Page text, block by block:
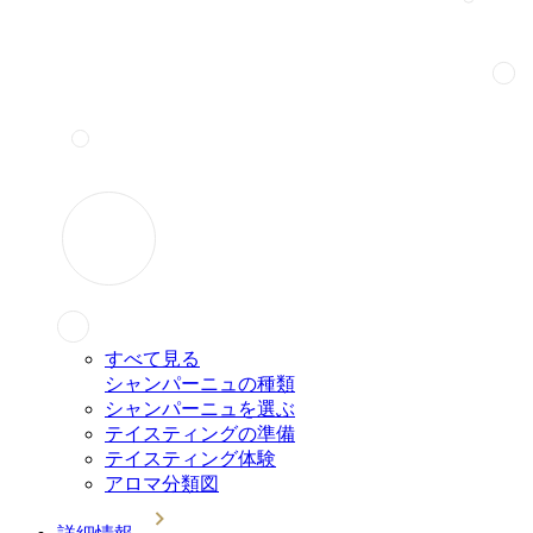
すべて見る
シャンパーニュの種類
シャンパーニュを選ぶ
テイスティングの準備
テイスティング体験
アロマ分類図